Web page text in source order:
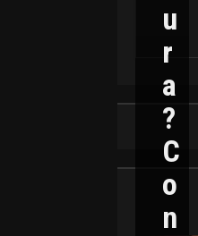
U
R
A
?
C
O
N